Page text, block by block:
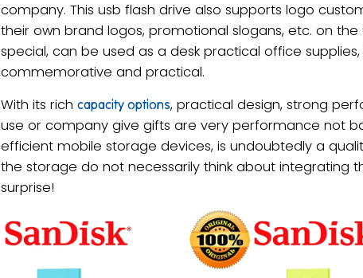
company. This usb flash drive also supports logo
their own brand logos, promotional slogans, etc. on
special, can be used as a desk practical office
commemorative and practical.
With its rich capacity options, practical design, strong
use or company give gifts are very performance not
efficient mobile storage devices, is undoubtedly a
the storage do not necessarily think about integrating
surprise!